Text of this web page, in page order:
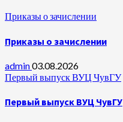
Приказы о зачислении
Приказы о зачислении
admin03.08.2026
Первый выпуск ВУЦ ЧувГУ
Первый выпуск ВУЦ ЧувГУ